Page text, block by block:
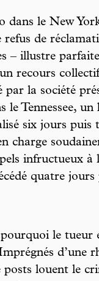
dans le New
de
– illustre
recours
la société
le Tennessee,
six jours puis
charge
infructueux
quatre
le tueur
d’une
louent le